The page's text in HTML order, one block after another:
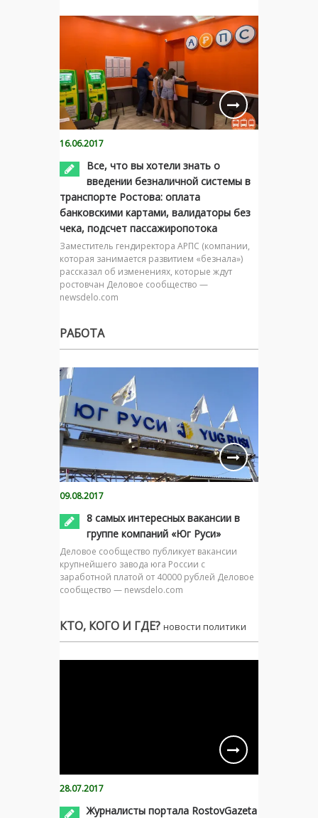
16.06.2017
Все, что вы хотели знать о
введении безналичной системы в
транспорте Ростова: оплата
банковскими картами, валидаторы без
чека, подсчет пассажиропотока
Заместитель гендиректора АРПС (компании,
которая занимается развитием «безнала»)
рассказал об изменениях, которые ждут
ростовчан Деловое сообщество —
newsdelo.com
РАБОТА
09.08.2017
8 самых интересных вакансии в
группе компаний «Юг Руси»
Деловое сообщество публикует вакансии
крупнейшего завода юга России с
заработной платой от 40000 рублей Деловое
сообщество — newsdelo.com
КТО, КОГО И ГДЕ? новости политики
28.07.2017
Журналисты портала RostovGazeta